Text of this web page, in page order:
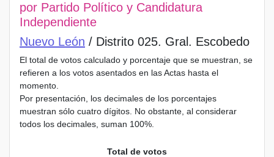
por Partido Político y Candidatura
Independiente
Nuevo León / Distrito 025. Gral. Escobedo
El total de votos calculado y porcentaje que se muestran, se
refieren a los votos asentados en las Actas hasta el
momento.
Por presentación, los decimales de los porcentajes
muestran sólo cuatro dígitos. No obstante, al considerar
todos los decimales, suman 100%.
Total de votos